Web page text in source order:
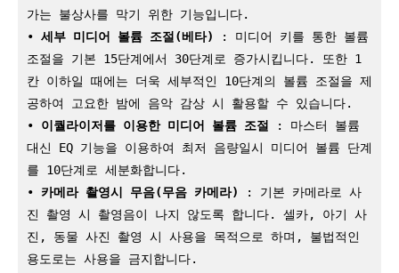
가는 불상사를 막기 위한 기능입니다.
• 세부 미디어 볼륨 조절(베타)
: 미디어 키를 통한 볼륨
조절을 기본 15단계에서 30단계로 증가시킵니다. 또한 1
칸 이하일 때에는 더욱 세부적인 10단계의 볼륨 조절을 제
공하여 고요한 밤에 음악 감상 시 활용할 수 있습니다.
• 이퀄라이저를 이용한 미디어 볼륨 조절
: 마스터 볼륨
대신 EQ 기능을 이용하여 최저 음량일시 미디어 볼륨 단계
를 10단계로 세분화합니다.
• 카메라 촬영시 무음(무음 카메라)
: 기본 카메라로 사
진 촬영 시 촬영음이 나지 않도록 합니다. 셀카, 아기 사
진, 동물 사진 촬영 시 사용을 목적으로 하며, 불법적인
용도로는 사용을 금지합니다.